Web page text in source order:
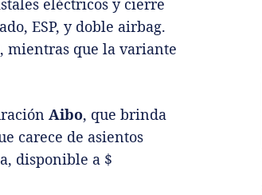
ESP, y doble airbag.
mientras que la variante
Aibo, que brinda
carece de asientos
disponible a $